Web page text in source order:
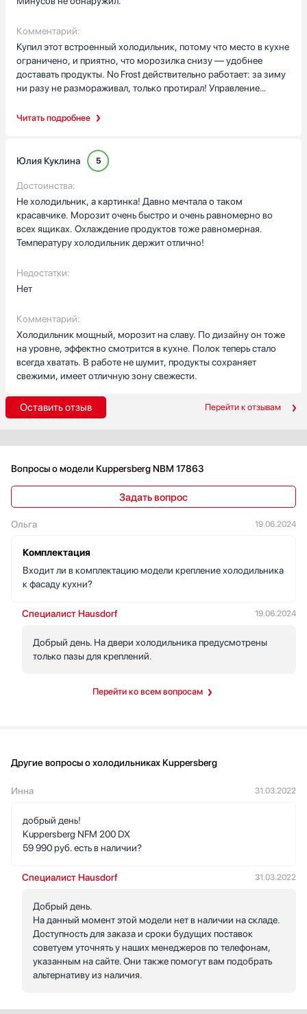
что работает: в доме ребёнок, и это важно. Уровень шума
компрессора.
Понравилась возможность перевесить дверь и система
скользящего крепления — установщик пришёл и всё сделал
быстро, фасад повесили ровно. По электроэнергии заметна
удобная и продуманная по практическим задачам —
Читать подробнее
Комментарий:
Купил этот встроенный холодильник, потому что место в кухне
ограничено, и приятно, что морозилка снизу — удобнее
доставать продукты. No Frost действительно работает: за зиму
ни разу не размораживал, только протирал! Управление
антибактериальный пластик должен помешать появлению
заложил солидную партию заготовок — морозилка быстро
справилась, куски не слиплись. Перевешивание двери помогло
при установке в нишу, шум почти не слышен — спится
спокойно.
Юлия Куклина 5
Достоинства:
Не холодильник, а картинка! Давно мечтала о таком
красавчике. Морозит очень быстро и очень равномерно во
всех ящиках. Охлаждение продуктов тоже равномерная.
Температуру холодильник держит отлично!
Недостатки:
Нет
Комментарий:
Холодильник мощный, морозит на славу. По дизайну он тоже
на уровне, эффектно смотрится в кухне. Полок теперь стало
всегда хватать. В работе не шумит, продукты сохраняет
свежими, имеет отличную зону свежести.
Оставить отзыв Перейти к отзывам
Вопросы о модели Kuppersberg NBM 17863
Задать вопрос
Ольга 19.06.2024
Комплектация
Входит ли в комплектацию модели крепление холодильника
к фасаду кухни?
Специалист Hausdorf 19.06.2024
Добрый день. На двери холодильника предусмотрены
только пазы для креплений.
Перейти ко всем вопросам
Другие вопросы о холодильниках Kuppersberg
Инна 31.03.2022
добрый день!
Kuppersberg NFM 200 DX
59 990 руб. есть в наличии?
Специалист Hausdorf 31.03.2022
Добрый день.
На данный момент этой модели нет в наличии на складе.
Доступность для заказа и сроки будущих поставок
советуем уточнять у наших менеджеров по телефонам,
указанным на сайте. Они также помогут вам подобрать
альтернативу из наличия.